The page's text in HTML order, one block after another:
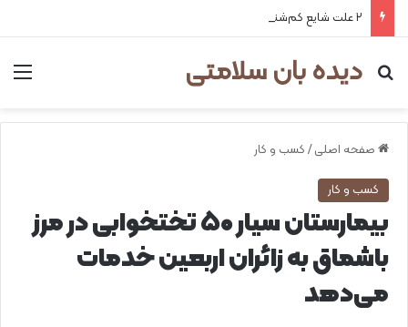
۲ علت شایع‌ کم‌شنوایی
دیده بان سلامتی
جستجو برای
صفحه اصلی / کسب و کار
کسب و کار
بیمارستان سیار ۵۰ تختخوابی در مرز
باشماق به زائران اربعین خدمات
می‌دهد